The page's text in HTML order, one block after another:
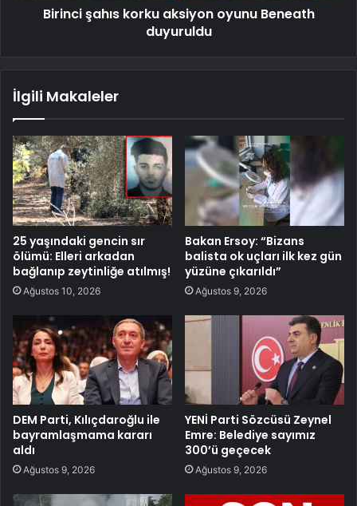
Birinci şahıs korku aksiyon oyunu Beneath
duyuruldu
İlgili Makaleler
25 yaşındaki gencin sır
ölümü: Elleri arkadan
bağlanıp zeytinliğe atılmış!
Ağustos 10, 2026
Bakan Ersoy: “Bizans
balista ok uçları ilk kez gün
yüzüne çıkarıldı”
Ağustos 9, 2026
DEM Parti, Kılıçdaroğlu ile
bayramlaşmama kararı
aldı
Ağustos 9, 2026
YENİ Parti Sözcüsü Zeynel
Emre: Belediye sayımız
300’ü geçecek
Ağustos 9, 2026